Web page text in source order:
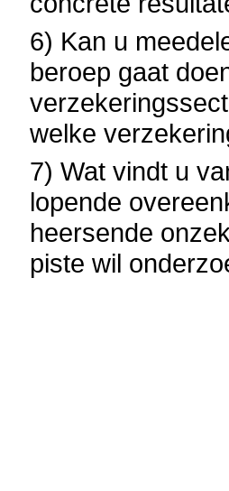
6) Kan u
beroep gaat
welke
7) Wat vindt u
lopende
heersende
piste wil